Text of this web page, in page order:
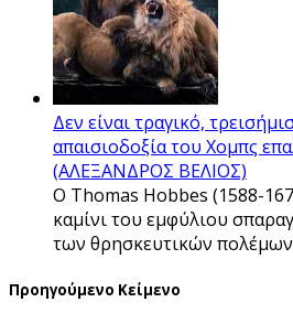
Δεν είναι τραγικό,
απαισιοδοξία του Χομπς
(ΑΛΕΞΑΝΔΡΟΣ ΒΕΛΙΟΣ)
Ο Thomas Hobbes (1588-
καμίνι του εμφύλιου
των θρησκευτικών πολέμων
Προηγούμενο Κείμενο